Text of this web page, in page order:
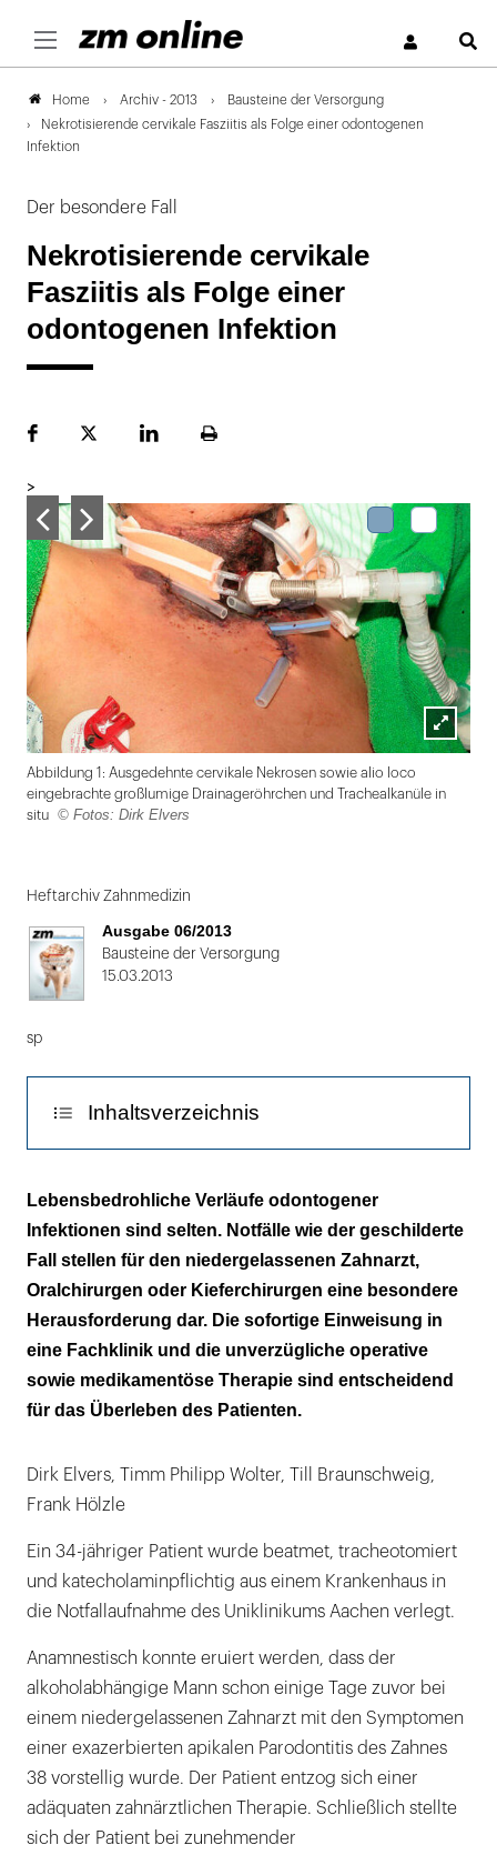
Home Archiv - 2013
Bausteine der Versorgung
Nekrotisierende cervikale Fasziitis als Folge einer odontogenen
Infektion
Der besondere Fall
Nekrotisierende cervikale
Fasziitis als Folge einer
odontogenen Infektion
FacebookPlattformLinekdInSeite
>
Lightbox
Abbildung 1: Ausgedehnte cervikale Nekrosen sowie alio loco
eingebrachte großlumige Drainageröhrchen und Trachealkanüle in
situ
© Fotos: Dirk Elvers
1
von
Heftarchiv Zahnmedizin
Ausgabe 06/2013
Bausteine der Versorgung
15.03.2013
sp
Inhaltsverzeichnis
Diskussion
Tipps für die Praxis
Lebensbedrohliche Verläufe odontogener
Infektionen sind selten. Notfälle wie der geschilderte
Fall stellen für den niedergelassenen Zahnarzt,
Oralchirurgen oder Kieferchirurgen eine besondere
Herausforderung dar. Die sofortige Einweisung in
eine Fachklinik und die unverzügliche operative
sowie medikamentöse Therapie sind entscheidend
für das Überleben des Patienten.
Dirk Elvers, Timm Philipp Wolter, Till Braunschweig,
Frank Hölzle
Ein 34-jähriger Patient wurde beatmet, tracheotomiert
und katecholaminpflichtig aus einem Krankenhaus in
die Notfallaufnahme des Uniklinikums Aachen verlegt.
Anamnestisch konnte eruiert werden, dass der
alkoholabhängige Mann schon einige Tage zuvor bei
einem niedergelassenen Zahnarzt mit den Symptomen
einer exazerbierten apikalen Parodontitis des Zahnes
38 vorstellig wurde. Der Patient entzog sich einer
adäquaten zahnärztlichen Therapie. Schließlich stellte
sich der Patient bei zunehmender